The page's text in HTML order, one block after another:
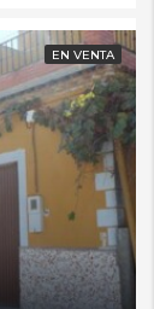
EN VENTA